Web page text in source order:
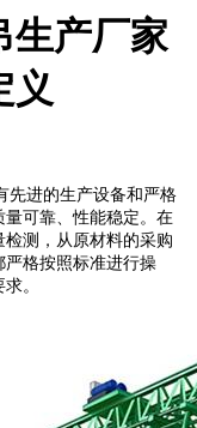
生产厂家
义
先进的生产设备和严格
可靠、性能稳定。在
测，从原材料的采购
格按照标准进行操
。